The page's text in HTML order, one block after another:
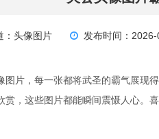
：头像图片 发布时间：
图片，每一张都将武圣的霸气展现
赏，这些图片都能瞬间震慑人心。